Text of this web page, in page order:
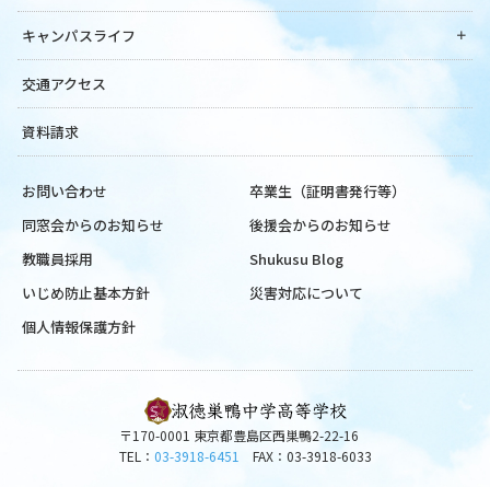
キャンパスライフ
交通アクセス
資料請求
お問い合わせ
卒業生（証明書発行等）
同窓会からのお知らせ
後援会からのお知らせ
教職員採用
Shukusu Blog
いじめ防止基本方針
災害対応について
個人情報保護方針
〒170-0001 東京都豊島区西巣鴨2-22-16
TEL： 03-3918-6451 FAX：03-3918-6033